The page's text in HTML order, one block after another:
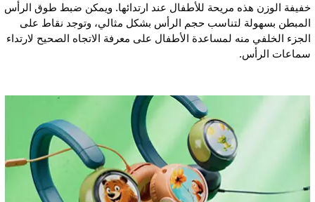
خفيفة الوزن هذه مريحة للأطفال عند ارتدائها. ويمكن ضبط طوق الرأس
المبطن بسهولة لتناسب حجم الرأس بشكل مثالي، وتوجد نقاط على
الجزء الخلفي منه لمساعدة الأطفال على معرفة الاتجاه الصحيح لارتداء
سماعات الرأس.